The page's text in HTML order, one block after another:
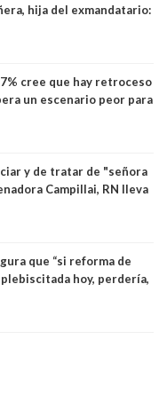
hija del exmandatario:
cree que hay retroceso
un escenario peor para
y de tratar de "señora
Campillai, RN lleva
que “si reforma de
hoy, perdería,
sería una victoria de la